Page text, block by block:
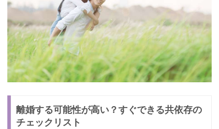
離婚する可能性が高い？すぐできる共依存の
チェックリスト